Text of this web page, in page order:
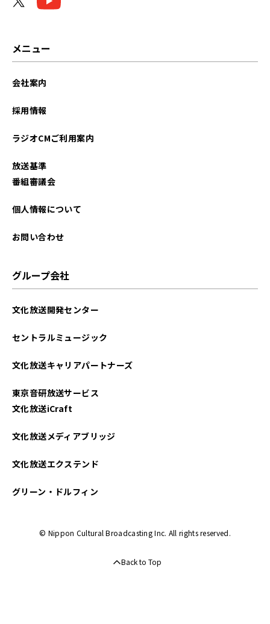
メニュー
会社案内
採用情報
ラジオCMご利用案内
放送基準
番組審議会
個人情報について
お問い合わせ
グループ会社
文化放送開発センター
セントラルミュージック
文化放送キャリアパートナーズ
東京音研放送サービス
文化放送iCraft
文化放送メディアブリッジ
文化放送エクステンド
グリーン・ドルフィン
© Nippon Cultural Broadcasting Inc. All rights reserved.
Back to Top